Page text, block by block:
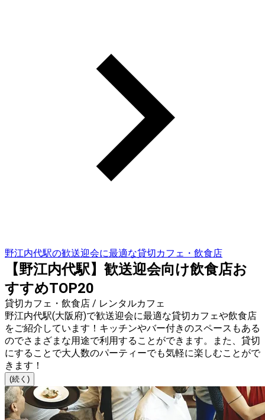
野江内代駅の歓送迎会に最適な貸切カフェ・飲食店
【野江内代駅】歓送迎会向け飲食店お
すすめTOP20
貸切カフェ・飲食店 / レンタルカフェ
野江内代駅(大阪府)で歓送迎会に最適な貸切カフェや飲食店
をご紹介しています！キッチンやバー付きのスペースもある
のでさまざまな用途で利用することができます。また、貸切
にすることで大人数のパーティーでも気軽に楽しむことがで
きます！
(続く)